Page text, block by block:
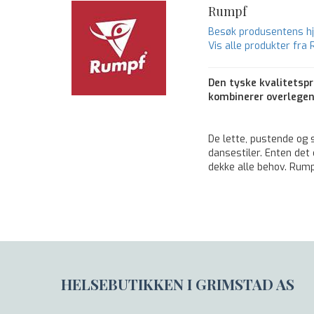
Rumpf
Besøk produsentens
Vis alle produkter fra
Den tyske
kombinerer
De lette, pustende
dansestiler. Enten
dekke alle behov.
HELSEBUTIKKEN I GRIMSTAD AS